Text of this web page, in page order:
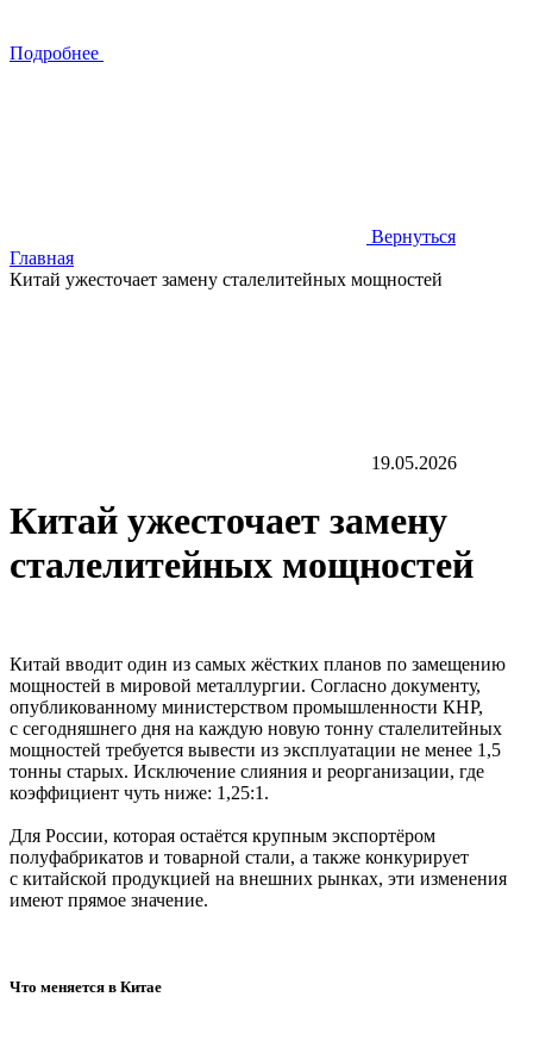
Подробнее
Вернуться
Главная
Китай ужесточает замену сталелитейных мощностей
19.05.2026
Китай ужесточает замену
сталелитейных мощностей
Китай вводит один из самых жёстких планов по замещению
мощностей в мировой металлургии. Согласно документу,
опубликованному министерством промышленности КНР,
с сегодняшнего дня на каждую новую тонну сталелитейных
мощностей требуется вывести из эксплуатации не менее 1,5
тонны старых. Исключение слияния и реорганизации, где
коэффициент чуть ниже: 1,25:1.
Для России, которая остаётся крупным экспортёром
полуфабрикатов и товарной стали, а также конкурирует
с китайской продукцией на внешних рынках, эти изменения
имеют прямое значение.
Что меняется в Китае